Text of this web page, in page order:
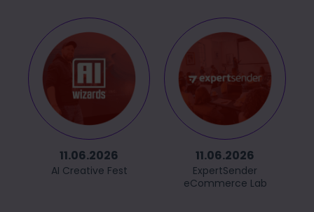
11.06.2026
AI Creative Fest
11.06.2026
ExpertSender
eCommerce Lab